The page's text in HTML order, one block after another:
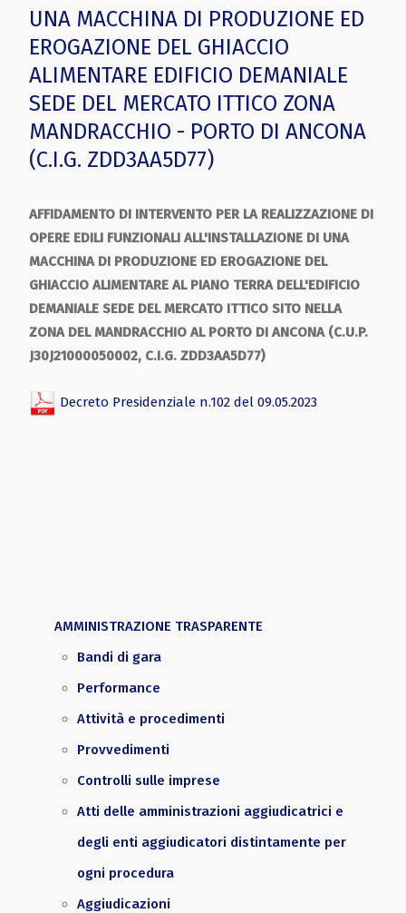
AMMINISTRAZIONE TRASPARENTE
Bandi di gara
Performance
Attività e procedimenti
Provvedimenti
Controlli sulle imprese
Atti delle amministrazioni aggiudicatrici e
degli enti aggiudicatori distintamente per
ogni procedura
Aggiudicazioni
UNA MACCHINA DI PRODUZIONE ED
EROGAZIONE DEL GHIACCIO
ALIMENTARE EDIFICIO DEMANIALE
SEDE DEL MERCATO ITTICO ZONA
MANDRACCHIO - PORTO DI ANCONA
(C.I.G. ZDD3AA5D77)
AFFIDAMENTO DI INTERVENTO PER LA REALIZZAZIONE DI
OPERE EDILI FUNZIONALI ALL'INSTALLAZIONE DI UNA
MACCHINA DI PRODUZIONE ED EROGAZIONE DEL
GHIACCIO ALIMENTARE AL PIANO TERRA DELL'EDIFICIO
DEMANIALE SEDE DEL MERCATO ITTICO SITO NELLA
ZONA DEL MANDRACCHIO AL PORTO DI ANCONA (C.U.P.
J30J21000050002, C.I.G. ZDD3AA5D77)
Decreto Presidenziale n.102 del 09.05.2023